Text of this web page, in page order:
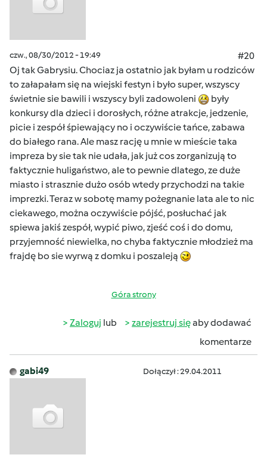
czw., 08/30/2012 - 19:49
#20
Oj tak Gabrysiu. Chociaz ja ostatnio jak byłam u rodziców
to załapałam się na wiejski festyn i było super, wszyscy
świetnie sie bawili i wszyscy byli zadowoleni
były
konkursy dla dzieci i dorosłych, różne atrakcje, jedzenie,
picie i zespół śpiewający no i oczywiście tańce, zabawa
do białego rana. Ale masz rację u mnie w mieście taka
impreza by sie tak nie udała, jak już cos zorganizują to
faktycznie huligaństwo, ale to pewnie dlatego, ze duże
miasto i strasznie dużo osób wtedy przychodzi na takie
imprezki. Teraz w sobotę mamy pożegnanie lata ale to nic
ciekawego, można oczywiście pójść, posłuchać jak
spiewa jakiś zespół, wypić piwo, zjeść coś i do domu,
przyjemność niewielka, no chyba faktycznie młodzież ma
frajdę bo sie wyrwą z domku i poszaleją
Góra strony
Zaloguj lub zarejestruj sięaby dodawać
komentarze
gabi49 Dołączył : 29.04.2011